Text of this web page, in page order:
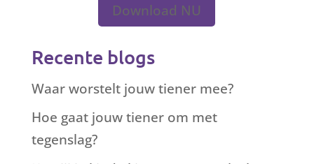
Download NU
Recente blogs
Waar worstelt jouw tiener mee?
Hoe gaat jouw tiener om met
tegenslag?